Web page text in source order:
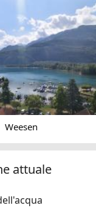
Weesen
attuale